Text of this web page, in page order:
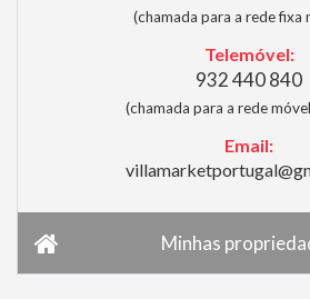
(chamada para a rede fixa
Telemóvel:
932 440 840
(chamada para a rede
Email:
Minhas